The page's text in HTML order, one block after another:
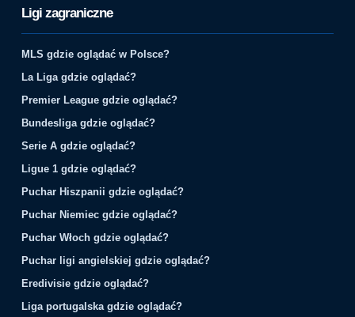
Ligi zagraniczne
MLS gdzie oglądać w Polsce?
La Liga gdzie oglądać?
Premier League gdzie oglądać?
Bundesliga gdzie oglądać?
Serie A gdzie oglądać?
Ligue 1 gdzie oglądać?
Puchar Hiszpanii gdzie oglądać?
Puchar Niemiec gdzie oglądać?
Puchar Włoch gdzie oglądać?
Puchar ligi angielskiej gdzie oglądać?
Eredivisie gdzie oglądać?
Liga portugalska gdzie oglądać?